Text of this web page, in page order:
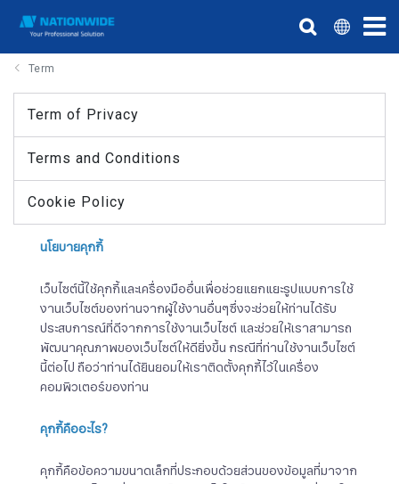
Term
Term of Privacy
Terms and Conditions
Cookie Policy
นโยบายคุกกี้
เว็บไซต์นี้ใช้คุกกี้และเครื่องมืออื่นเพื่อช่วยแยกแยะรูปแบบการใช้
งานเว็บไซต์ของท่านจากผู้ใช้งานอื่นๆซึ่งจะช่วยให้ท่านได้รับ
ประสบการณ์ที่ดีจากการใช้งานเว็บไซต์ และช่วยให้เราสามารถ
พัฒนาคุณภาพของเว็บไซต์ให้ดียิ่งขึ้น กรณีที่ท่านใช้งานเว็บไซต์
นี้ต่อไป ถือว่าท่านได้ยินยอมให้เราติดตั้งคุกกี้ไว้ในเครื่อง
คอมพิวเตอร์ของท่าน
คุกกี้คืออะไร?
คุกกี้คือข้อความขนาดเล็กที่ประกอบด้วยส่วนของข้อมูลที่มาจาก